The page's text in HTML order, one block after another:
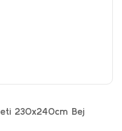
230x240cm Bej